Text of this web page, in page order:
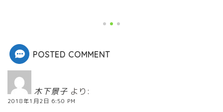
POSTED COMMENT
木下景子 より:
2018年1月2日 6:50 PM